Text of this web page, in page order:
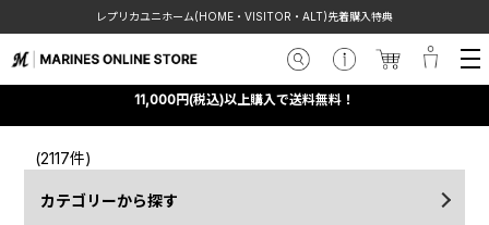
レプリカユニホーム(HOME・VISITOR・ALT)先着購入特典
11,000円(税込)以上購入で送料無料！
(2117件)
カテゴリーから探す